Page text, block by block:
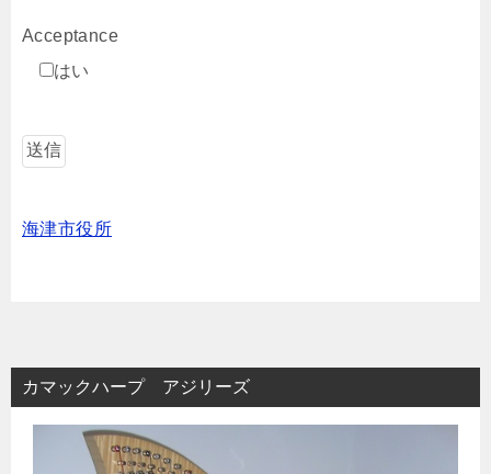
Acceptance
はい
海津市役所
カマックハープ アジリーズ